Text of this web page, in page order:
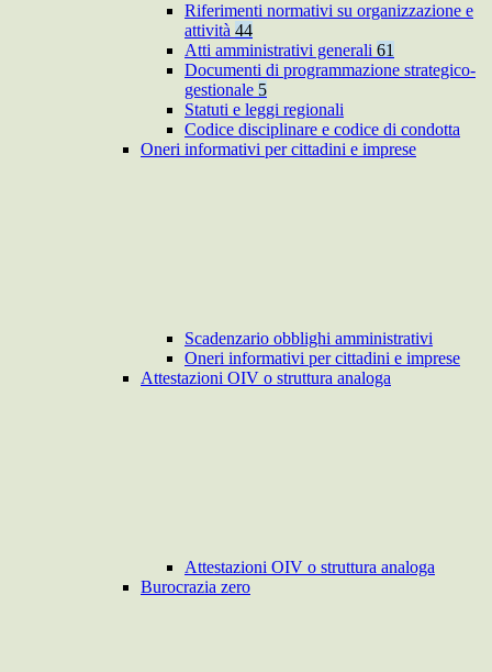
Riferimenti normativi su organizzazione e
attività 44
Atti amministrativi generali 61
Documenti di programmazione strategico-
gestionale 5
Statuti e leggi regionali
Codice disciplinare e codice di condotta
Oneri informativi per cittadini e imprese
Scadenzario obblighi amministrativi
Oneri informativi per cittadini e imprese
Attestazioni OIV o struttura analoga
Attestazioni OIV o struttura analoga
Burocrazia zero